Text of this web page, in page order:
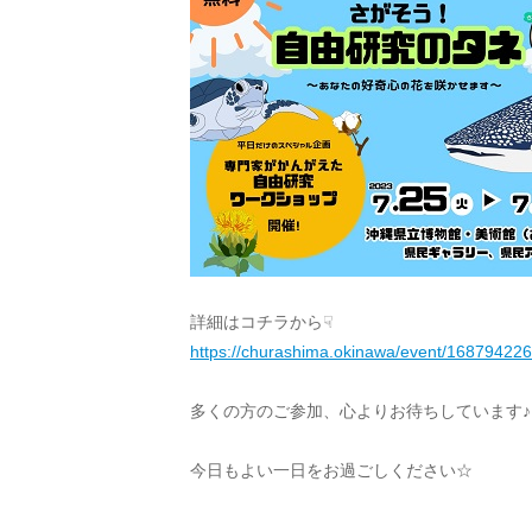
詳細はコチラから☟
https://churashima.okinawa/event/
多くの方のご参加、心よりお待ちしています♪
今日もよい一日をお過ごしください☆